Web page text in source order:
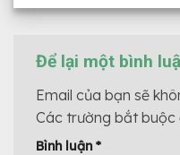
Để lại một bình
Email của bạn sẽ
Các trường bắt buộc
Bình luận *